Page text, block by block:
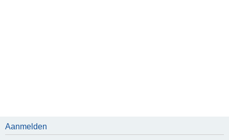
Aanmelden